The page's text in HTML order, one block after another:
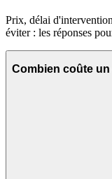
Prix, délai
éviter : les réponses
Combien coûte